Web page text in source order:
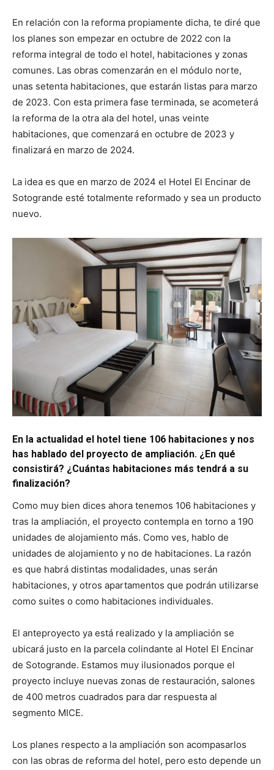
En relación con la reforma propiamente dicha, te diré que
los planes son empezar en octubre de 2022 con la
reforma integral de todo el hotel, habitaciones y zonas
comunes. Las obras comenzarán en el módulo norte,
unas setenta habitaciones, que estarán listas para marzo
de 2023. Con esta primera fase terminada, se acometerá
la reforma de la otra ala del hotel, unas veinte
habitaciones, que comenzará en octubre de 2023 y
finalizará en marzo de 2024.
La idea es que en marzo de 2024 el Hotel El Encinar de
Sotogrande esté totalmente reformado y sea un producto
nuevo.
En la actualidad el hotel tiene 106 habitaciones y nos
has hablado del proyecto de ampliación. ¿En qué
consistirá? ¿Cuántas habitaciones más tendrá a su
finalización?
Como muy bien dices ahora tenemos 106 habitaciones y
tras la ampliación, el proyecto contempla en torno a 190
unidades de alojamiento más. Como ves, hablo de
unidades de alojamiento y no de habitaciones. La razón
es que habrá distintas modalidades, unas serán
habitaciones, y otros apartamentos que podrán utilizarse
como suites o como habitaciones individuales.
El anteproyecto ya está realizado y la ampliación se
ubicará justo en la parcela colindante al Hotel El Encinar
de Sotogrande. Estamos muy ilusionados porque el
proyecto incluye nuevas zonas de restauración, salones
de 400 metros cuadrados para dar respuesta al
segmento MICE.
Los planes respecto a la ampliación son acompasarlos
con las obras de reforma del hotel, pero esto depende un